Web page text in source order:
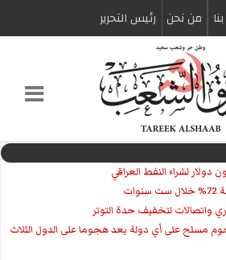
من نحن رئیس التحریر
واتصالات لتخفيف حدة التوتر
مسلح على أي دولة يعد هجوما على الدول الثلاث